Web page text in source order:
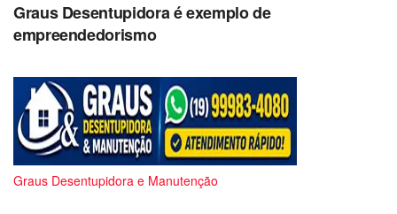
Graus Desentupidora é exemplo de
empreendedorismo
Graus Desentupidora e Manutenção